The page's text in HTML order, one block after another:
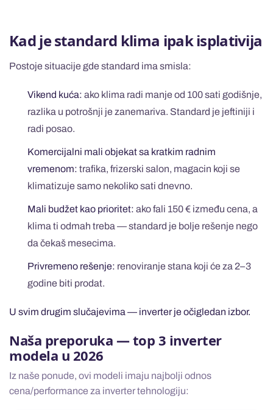
Kad je standard klima ipak isplativija
Postoje situacije gde standard ima smisla:
Vikend kuća: ako klima radi manje od 100 sati godišnje,
razlika u potrošnji je zanemariva. Standard je jeftiniji i
radi posao.
Komercijalni mali objekat sa kratkim radnim
vremenom: trafika, frizerski salon, magacin koji se
klimatizuje samo nekoliko sati dnevno.
Mali budžet kao prioritet: ako fali 150 € između cena, a
klima ti odmah treba — standard je bolje rešenje nego
da čekaš mesecima.
Privremeno rešenje: renoviranje stana koji će za 2–3
godine biti prodat.
U svim drugim slučajevima — inverter je očigledan izbor.
Naša preporuka — top 3 inverter
modela u 2026
Iz naše ponude, ovi modeli imaju najbolji odnos
cena/performance za inverter tehnologiju: